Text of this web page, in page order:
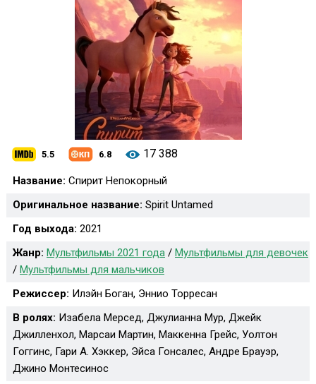
5.5 6.8 17 388
Название: Спирит Непокорный
Оригинальное название: Spirit Untamed
Год выхода: 2021
Жанр: Мультфильмы 2021 года / Мультфильмы для девочек
/ Мультфильмы для мальчиков
Режиссер: Илэйн Боган, Эннио Торресан
В ролях: Изабела Мерсед, Джулианна Мур, Джейк
Джилленхол, Марсаи Мартин, Маккенна Грейс, Уолтон
Гоггинс, Гари А. Хэккер, Эйса Гонсалес, Андре Брауэр,
Джино Монтесинос